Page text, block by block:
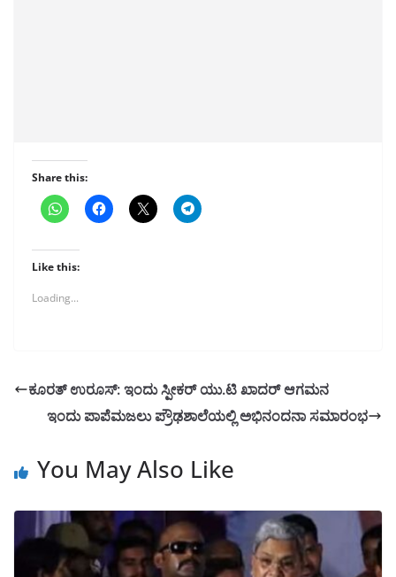
Share this:
Like this:
Loading...
ಕೂರತ್ ಉರೂಸ್: ಇಂದು ಸ್ಪೀಕರ್ ಯು.ಟಿ ಖಾದರ್ ಆಗಮನ
ಇಂದು ಪಾಪೆಮಜಲು ಪ್ರೌಢಶಾಲೆಯಲ್ಲಿ ಅಭಿನಂದನಾ ಸಮಾರಂಭ
You May Also Like